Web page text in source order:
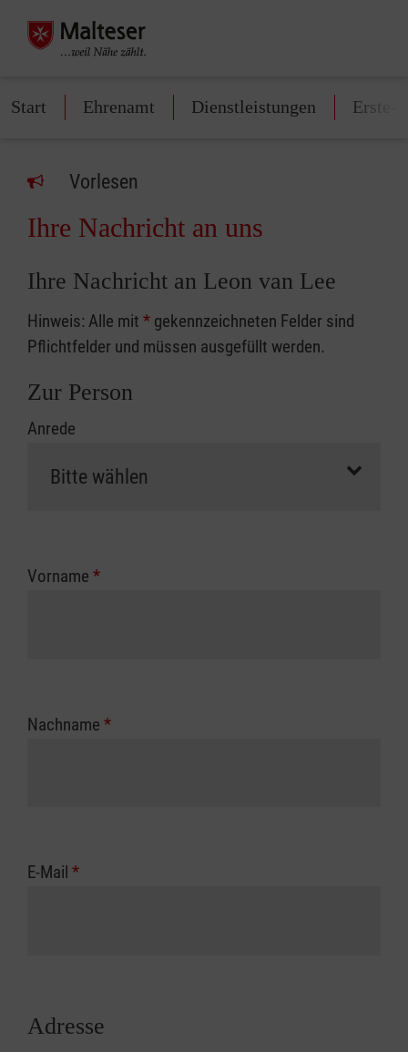
Start Ehrenamt Dienstleistungen Erste-
Vorlesen
Ihre Nachricht an uns
Ihre Nachricht an Leon van Lee
Hinweis: Alle mit * gekennzeichneten Felder sind
Pflichtfelder und müssen ausgefüllt werden.
Zur Person
Anrede
Vorname *
Nachname *
E-Mail *
Adresse